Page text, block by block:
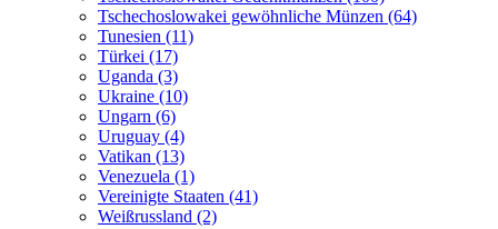
Tschechoslowakei gewöhnliche Münzen (64)
Tunesien (11)
Türkei (17)
Uganda (3)
Ukraine (10)
Ungarn (6)
Uruguay (4)
Vatikan (13)
Venezuela (1)
Vereinigte Staaten (41)
Weißrussland (2)